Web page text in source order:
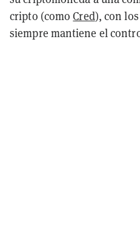
cripto (comoCred), con
siempre mantiene el